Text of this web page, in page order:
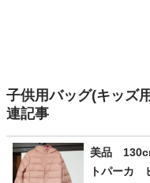
子供用バッグ(キッズ
連記事
美品
トパーカ